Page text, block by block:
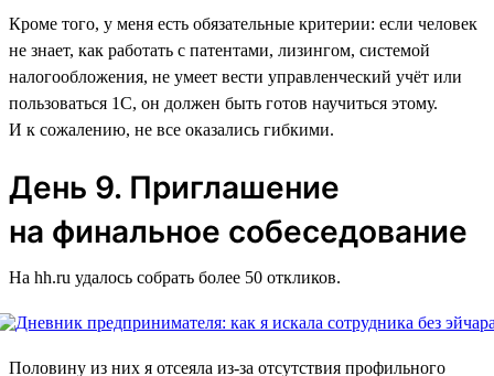
Кроме того, у меня есть обязательные критерии: если человек
не знает, как работать с патентами, лизингом, системой
налогообложения, не умеет вести управленческий учёт или
пользоваться 1C, он должен быть готов научиться этому.
И к сожалению, не все оказались гибкими.
День 9. Приглашение
на финальное собеседование
На hh.ru удалось собрать более 50 откликов.
Половину из них я отсеяла из-за отсутствия профильного